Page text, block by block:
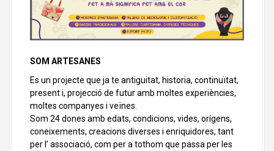
SOM ARTESANES
Es un projecte que ja te antiguitat, historia, continuïtat,
present i, projecció de futur amb moltes experiències,
moltes companyes i veïnes.
Som 24 dones amb edats, condicions, vides, orígens,
coneixements, creacions diverses i enriquidores, tant
per l’ associació, com per a tothom que passa per les